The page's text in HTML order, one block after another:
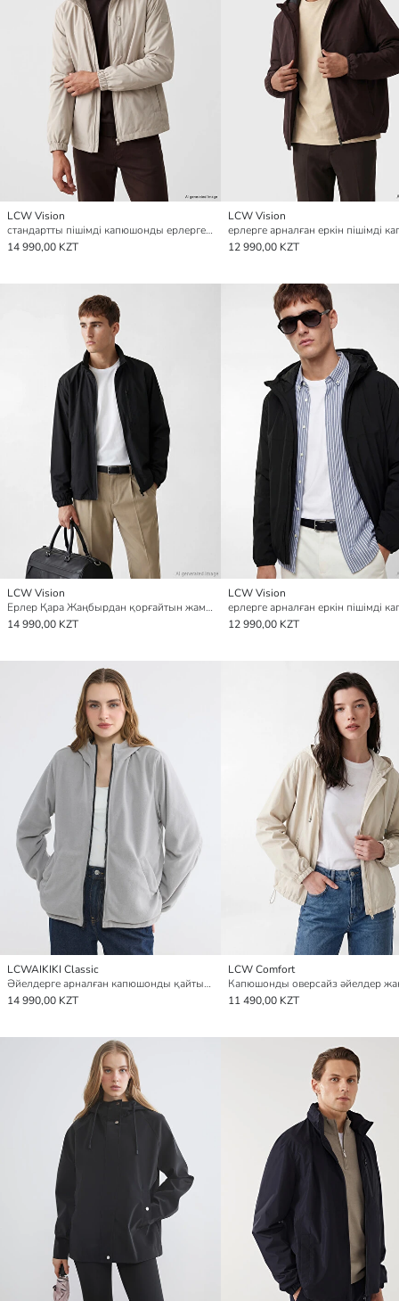
LCW Vision
стандартты пішімді капюшонды ерлерге арналған жаңбырдан қорғайтын жамылғы
14 990,00 KZT
LCW Vision
12 990,00 KZT
LCW Vision
Ерлер Қара Жаңбырдан қорғайтын жамылғы
14 990,00 KZT
LCW Vision
12 990,00 KZT
LCWAIKIKI Classic
Әйелдерге арналған капюшонды қайтымды жаңбырдан қорғайтын жамылғы
14 990,00 KZT
LCW Comfort
11 490,00 KZT